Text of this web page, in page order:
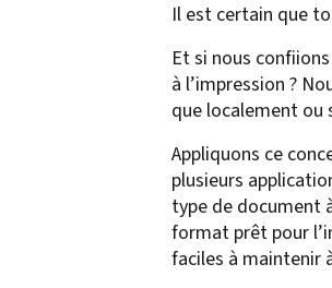
Il est certain que
Et si nous
à l’impression ?
que localement ou
Appliquons ce
plusieurs
type de document
format prêt pour
faciles à maintenir